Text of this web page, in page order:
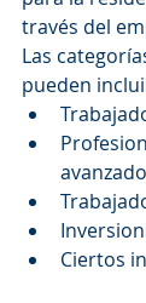
través del
Las
pueden
Ciertos